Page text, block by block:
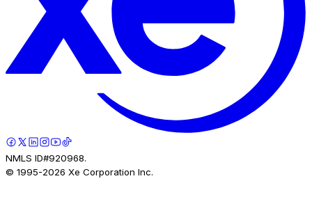
NMLS ID#920968.
© 1995-2026 Xe Corporation Inc.